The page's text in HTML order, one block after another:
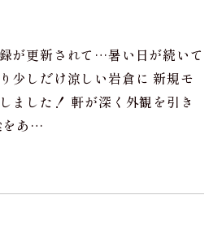
が更新されて…暑い日が続いて
少しだけ涼しい岩倉に 新規モ
ました！ 軒が深く外観を引き
をあ…